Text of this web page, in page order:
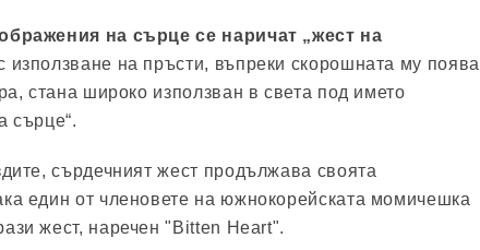
на сърце се наричат ​​„жест на
използване на пръсти, въпреки скорошната му поява
стана широко използван в света под името
сърце“.
сърдечният жест продължава своята
един от членовете на южнокорейската момичешка
жест, наречен "Bitten Heart".